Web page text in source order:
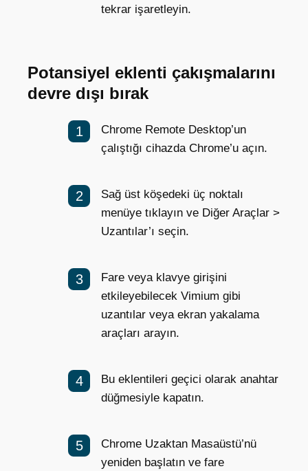
tekrar işaretleyin.
Potansiyel eklenti çakışmalarını
devre dışı bırak
Chrome Remote Desktop’un
çalıştığı cihazda Chrome’u açın.
Sağ üst köşedeki üç noktalı
menüye tıklayın ve Diğer Araçlar >
Uzantılar’ı seçin.
Fare veya klavye girişini
etkileyebilecek Vimium gibi
uzantılar veya ekran yakalama
araçları arayın.
Bu eklentileri geçici olarak anahtar
düğmesiyle kapatın.
Chrome Uzaktan Masaüstü’nü
yeniden başlatın ve fare